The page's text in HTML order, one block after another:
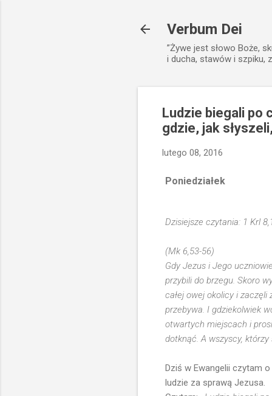
Verbum Dei
”Żywe jest słowo Boże,
i ducha, stawów i szpiku,
Ludzie biegali po
gdzie, jak
lutego 08, 2016
Poniedziałek
Dzisiejsze czytania: 1 Krl
(Mk 6,53-56)
Gdy Jezus i Jego
przybili do brzegu. Skoro
całej owej okolicy i zaczęli
przebywa. I gdziekolwiek
otwartych miejscach i
dotknąć. A wszyscy,
Dziś w Ewangelii czytam
ludzie za sprawą Jezusa.